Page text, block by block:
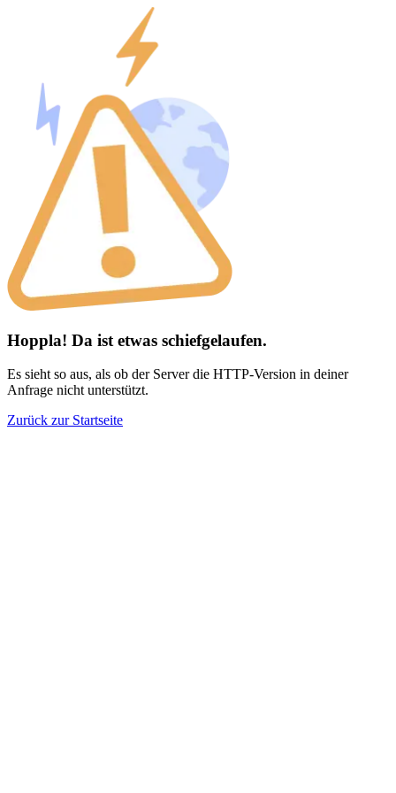
Hoppla! Da ist etwas schiefgelaufen.
Es sieht so aus, als ob der Server die HTTP-Version in deiner
Anfrage nicht unterstützt.
Zurück zur Startseite